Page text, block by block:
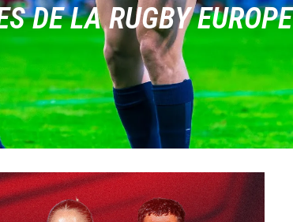
DE LA RUGBY EUROPE